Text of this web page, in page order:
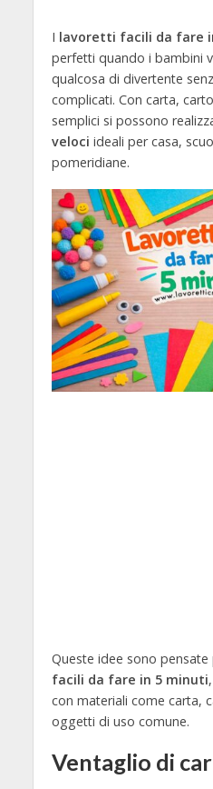
I lavoretti facili da fare
perfetti quando i bambini
qualcosa di divertente
complicati. Con carta,
semplici si possono
veloci ideali per casa,
pomeridiane.
Queste idee sono pensate
facili da fare in 5 minuti
con materiali come carta,
oggetti di uso comune.
Ventaglio di